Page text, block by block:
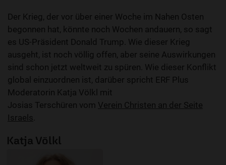
Der Krieg, der vor über einer Woche im Nahen Osten
begonnen hat, könnte noch Wochen andauern, so sagt
es US-Präsident Donald Trump. Wie dieser Krieg
ausgeht, ist noch völlig offen, aber seine Auswirkungen
sind schon jetzt weltweit zu spüren. Wie dieser Konflikt
global einzuordnen ist, darüber spricht ERF Plus
Moderatorin Katja Völkl mit
Josias Terschüren vom Verein Christen an der Seite
Israels
Katja Völkl